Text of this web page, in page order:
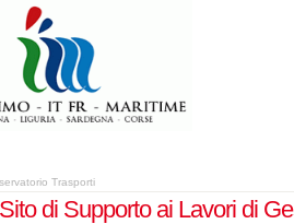
Trasporti
Sito di Supporto ai Lavori di